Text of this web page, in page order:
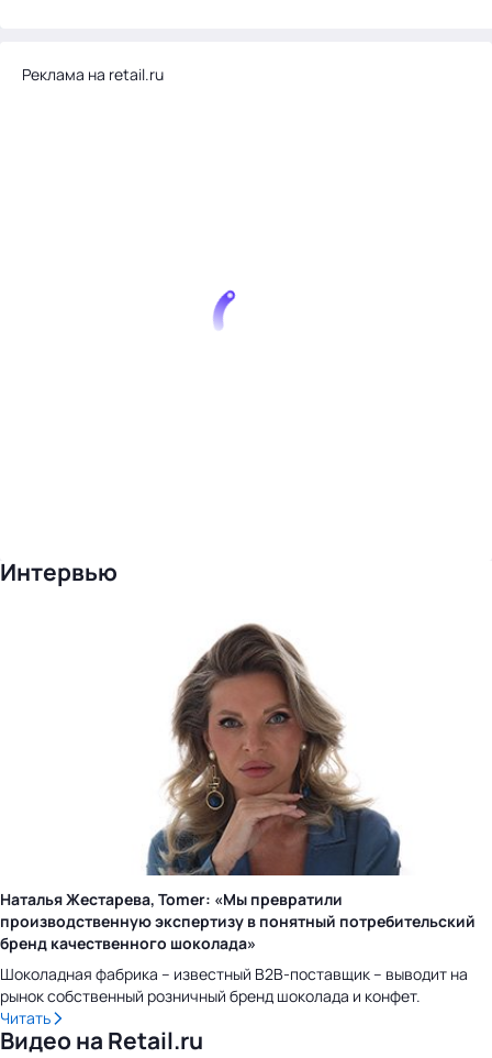
Реклама на retail.ru
Интервью
Наталья Жестарева, Tomer: «Мы превратили
производственную экспертизу в понятный потребительский
бренд качественного шоколада»
Шоколадная фабрика – известный B2B-поставщик – выводит на
рынок собственный розничный бренд шоколада и конфет.
Читать
Видео на Retail.ru